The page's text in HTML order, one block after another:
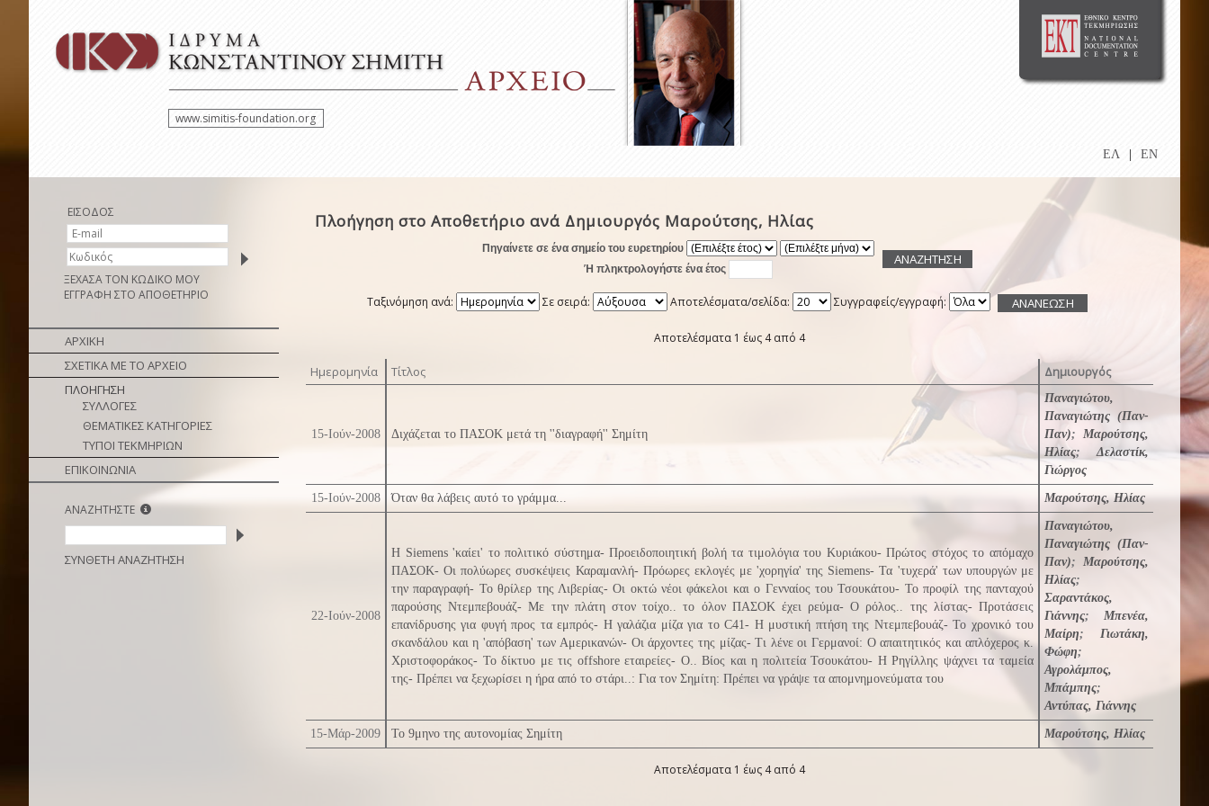
www.simitis-foundation.org
ΕΛ EN
ΕΙΣΟΔΟΣ
ΞΕΧΑΣΑ ΤΟΝ ΚΩΔΙΚΟ ΜΟΥ
ΕΓΓΡΑΦΗ ΣΤΟ ΑΠΟΘΕΤΗΡΙΟ
ΑΡΧΙΚΗ
ΣΧΕΤΙΚΑ ΜΕ ΤΟ ΑΡΧΕΙΟ
ΠΛΟΗΓΗΣΗ
ΣΥΛΛΟΓΕΣ
ΘΕΜΑΤΙΚΕΣ ΚΑΤΗΓΟΡΙΕΣ
ΤΥΠΟΙ ΤΕΚΜΗΡΙΩΝ
ΕΠΙΚΟΙΝΩΝΙΑ
ΑΝΑΖΗΤΗΣΤΕ
ΣΥΝΘΕΤΗ ΑΝΑΖΗΤΗΣΗ
Πλοήγηση στο Αποθετήριο ανά Δημιουργός Μαρούτσης, Ηλίας
Πηγαίνετε σε ένα σημείο του ευρετηρίου
Ή πληκτρολογήστε ένα έτος
Ταξινόμηση ανά: Σε σειρά: Αποτελέσματα/σελίδα: Συγγραφείς/εγγραφή:
Αποτελέσματα 1 έως 4 από 4
Ημερομηνία Τίτλος Δημιουργός
15-Ιούν-2008 Διχάζεται το ΠΑΣΟΚ μετά τη ''διαγραφή'' Σημίτη
Παναγιώτου,
Παναγιώτης (Παν-
Παν); Μαρούτσης,
Ηλίας;Δελαστίκ,
Γιώργος
15-Ιούν-2008 Όταν θα λάβεις αυτό το γράμμα... Μαρούτσης, Ηλίας
22-Ιούν-2008
Η Siemens 'καίει' το πολιτικό σύστημα- Προειδοποιητική βολή τα τιμολόγια του Κυριάκου- Πρώτος στόχος το απόμαχο
ΠΑΣΟΚ- Οι πολύωρες συσκέψεις Καραμανλή- Πρόωρες εκλογές με 'χορηγία' της Siemens- Τα 'τυχερά' των υπουργών με
την παραγραφή- Το θρίλερ της Λιβερίας- Οι οκτώ νέοι φάκελοι και ο Γενναίος του Τσουκάτου- Το προφίλ της πανταχού
παρούσης Ντεμπεβουάζ- Με την πλάτη στον τοίχο.. το όλον ΠΑΣΟΚ έχει ρεύμα- Ο ρόλος.. της λίστας- Προτάσεις
επανίδρυσης για φυγή προς τα εμπρός- Η γαλάζια μίζα για το C41- Η μυστική πτήση της Ντεμπεβουάζ- Το χρονικό του
σκανδάλου και η 'απόβαση' των Αμερικανών- Οι άρχοντες της μίζας- Τι λένε οι Γερμανοί: Ο απαιτητικός και απλόχερος κ.
Χριστοφοράκος- Το δίκτυο με τις offshore εταιρείες- Ο.. Βίος και η πολιτεία Τσουκάτου- Η Ρηγίλλης ψάχνει τα ταμεία
της- Πρέπει να ξεχωρίσει η ήρα από το στάρι..: Για τον Σημίτη: Πρέπει να γράψε τα απομνημονεύματα του
Παναγιώτου,
Παναγιώτης (Παν-
Παν); Μαρούτσης,
Ηλίας;
Σαραντάκος,
Γιάννης; Μπενέα,
Μαίρη; Γιωτάκη,
Φώφη;
Αγρολάμπος,
Μπάμπης;
Αντύπας, Γιάννης
15-Μάρ-2009 Το 9μηνο της αυτονομίας Σημίτη Μαρούτσης, Ηλίας
Αποτελέσματα 1 έως 4 από 4